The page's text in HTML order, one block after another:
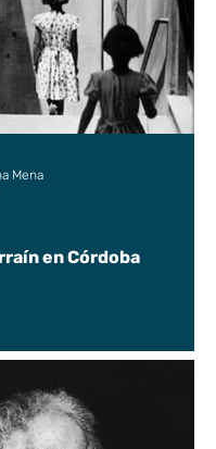
en Córdoba
Mena